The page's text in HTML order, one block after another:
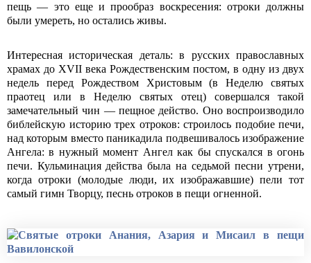
пещь — это еще и прообраз воскресения: отроки должны
были умереть, но остались живы.
Интересная историческая деталь: в русских православных
храмах до XVII века Рождественским постом, в одну из двух
недель перед Рождеством Христовым (в Неделю святых
праотец или в Неделю святых отец) совершался такой
замечательный чин — пещное действо. Оно воспроизводило
библейскую историю трех отроков: строилось подобие печи,
над которым вместо паникадила подвешивалось изображение
Ангела: в нужный момент Ангел как бы спускался в огонь
печи. Кульминация действа была на седьмой песни утрени,
когда отроки (молодые люди, их изображавшие) пели тот
самый гимн Творцу, песнь отроков в пещи огненной.